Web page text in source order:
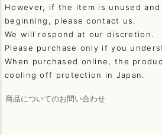
However, if the item is unused and
beginning, please contact us.
We will respond at our discretion.
Please purchase only if you
When purchased online, the
cooling off protection in Japan.
商品についてのお問い合わせ